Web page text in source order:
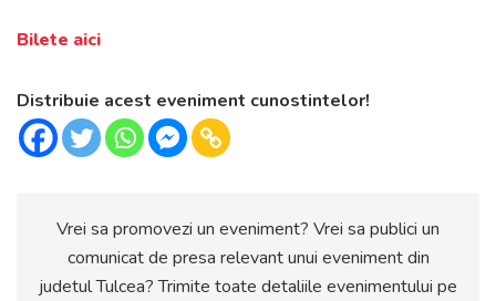
Bilete aici
Distribuie acest eveniment cunostintelor!
Vrei sa promovezi un eveniment? Vrei sa publici un
comunicat de presa relevant unui eveniment din
judetul Tulcea? Trimite toate detaliile evenimentului pe